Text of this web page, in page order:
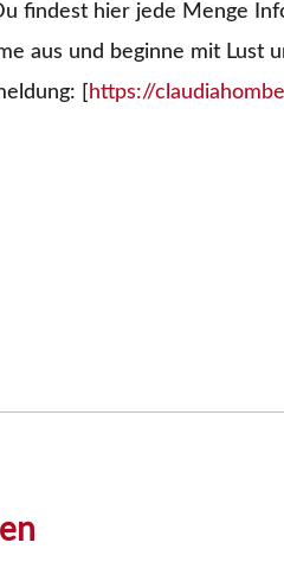
findest hier jede Menge
aus und beginne mit Lust
[ https://